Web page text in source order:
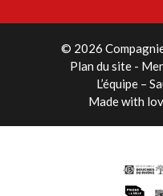
© 2026
Plan du site
L’équipe –
Made with